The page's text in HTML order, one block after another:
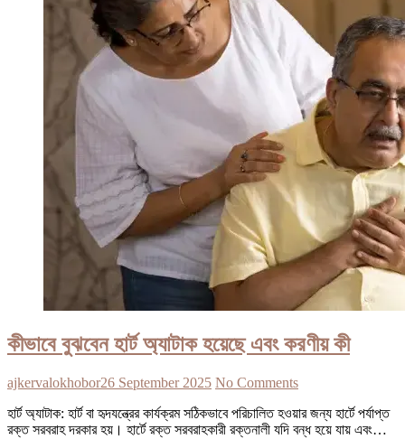
কীভাবে বুঝবেন হার্ট অ্যাটাক হয়েছে এবং করণীয় কী
ajkervalokhobor26 September 2025 No Comments
হার্ট অ্যাটাক: হার্ট বা হৃদযন্ত্রের কার্যক্রম সঠিকভাবে পরিচালিত হওয়ার জন্য হার্টে পর্যাপ্ত
রক্ত সরবরাহ দরকার হয়। হার্টে রক্ত সরবরাহকারী রক্তনালী যদি বন্ধ হয়ে যায় এবং…